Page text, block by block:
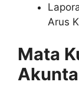
Arus
Mata